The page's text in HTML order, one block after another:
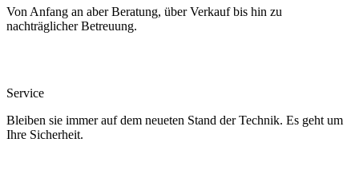
Von Anfang an aber Beratung, über Verkauf bis hin zu
nachträglicher Betreuung.
Service
Bleiben sie immer auf dem neueten Stand der Technik. Es geht um
Ihre Sicherheit.